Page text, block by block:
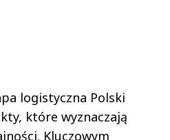
logistyczna Polski
które wyznaczają
Kluczowym